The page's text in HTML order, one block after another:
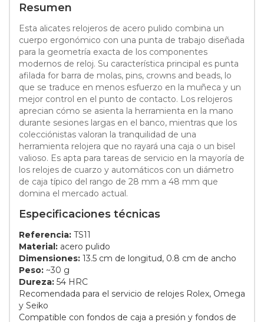
Resumen
Esta alicates relojeros de acero pulido combina un
cuerpo ergonómico con una punta de trabajo diseñada
para la geometría exacta de los componentes
modernos de reloj. Su característica principal es punta
afilada for barra de molas, pins, crowns and beads, lo
que se traduce en menos esfuerzo en la muñeca y un
mejor control en el punto de contacto. Los relojeros
aprecian cómo se asienta la herramienta en la mano
durante sesiones largas en el banco, mientras que los
colecciónistas valoran la tranquilidad de una
herramienta relojera que no rayará una caja o un bisel
valioso. Es apta para tareas de servicio en la mayoría de
los relojes de cuarzo y automáticos con un diámetro
de caja típico del rango de 28 mm a 48 mm que
domina el mercado actual.
Especificaciones técnicas
Referencia: TS11
Material: acero pulido
Dimensiones: 13.5 cm de longitud, 0.8 cm de ancho
Peso: ~30 g
Dureza: 54 HRC
Recomendada para el servicio de relojes Rolex, Omega
y Seiko
Compatible con fondos de caja a presión y fondos de